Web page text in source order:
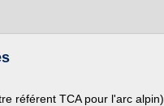
référent TCA pour l'arc alpin)